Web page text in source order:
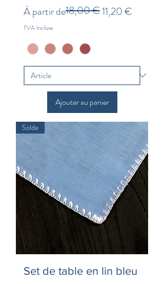
À partir de
Prix original18,00 €11,20 €
Prix promotionnel
TVA Incluse
Ajouter au panier
Solde
Set de table en lin bleu